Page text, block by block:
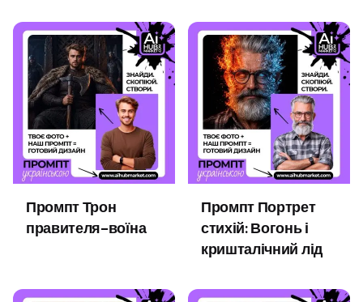
Промпт Трон
правителя-воїна
Промпт Портрет
стихій: Вогонь і
кришталічний лід